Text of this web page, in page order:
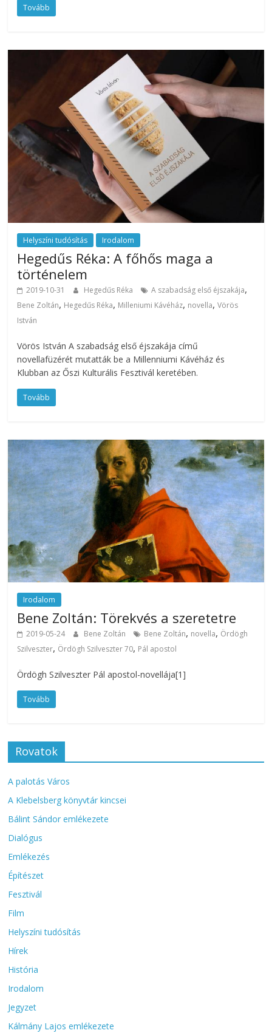
Tovább
Helyszíni tudósítás Irodalom
Hegedűs Réka: A főhős maga a
történelem
2019-10-31 Hegedűs Réka A szabadság első éjszakája,
Bene Zoltán, Hegedűs Réka, Milleniumi Kávéház, novella,Vörös
István
Vörös István A szabadság első éjszakája című
novellafüzérét mutatták be a Millenniumi Kávéház és
Klubban az Őszi Kulturális Fesztivál keretében.
Tovább
Irodalom
Bene Zoltán: Törekvés a szeretetre
2019-05-24 Bene Zoltán Bene Zoltán, novella, Ördögh
Szilveszter, Ördögh Szilveszter 70, Pál apostol
Ördögh Szilveszter Pál apostol-novellája[1]
Tovább
Rovatok
A palotás Város
A Klebelsberg könyvtár kincsei
Bálint Sándor emlékezete
Dialógus
Emlékezés
Építészet
Fesztivál
Film
Helyszíni tudósítás
Hírek
História
Irodalom
Jegyzet
Kálmány Lajos emlékezete